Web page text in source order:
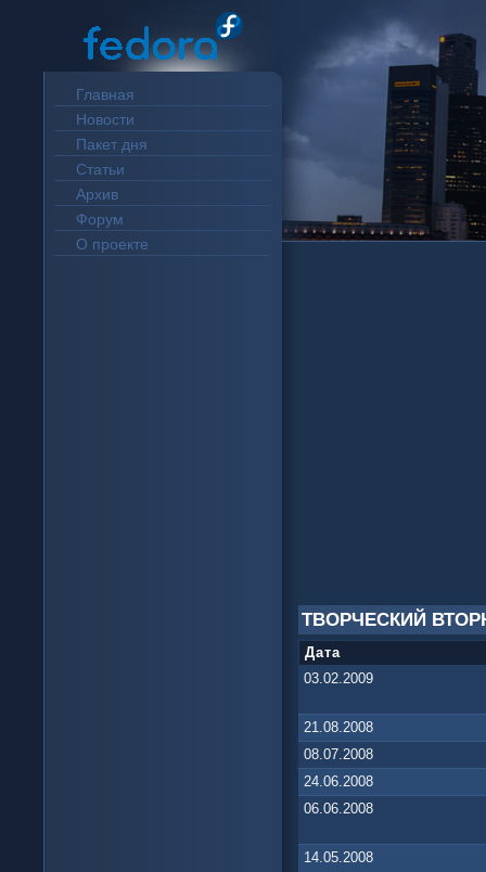
Главная
Новости
Пакет дня
Статьи
Архив
Форум
О проекте
ТВОРЧЕСКИЙ
Дата
03.02.2009
21.08.2008
08.07.2008
24.06.2008
06.06.2008
14.05.2008